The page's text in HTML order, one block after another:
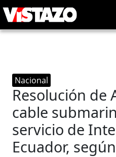
Nacional
Resolución de
cable
servicio de
Ecuador,